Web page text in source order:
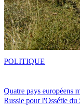
Quatre pays européens
Russie pour l'Ossétie du
POLITIQUE